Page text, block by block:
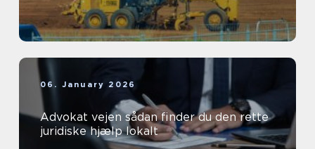
06. January 2026
Advokat vejen sådan finder du den rette
juridiske hjælp lokalt